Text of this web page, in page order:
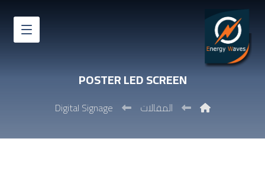
POSTER LED SCREEN
المقالات Digital Signage